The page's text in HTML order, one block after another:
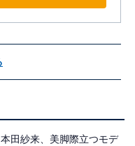
本田紗来、美脚際立つモデ